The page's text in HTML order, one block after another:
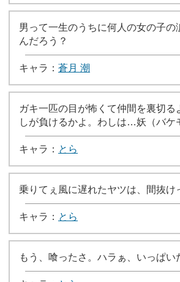
男って一生のうちに何人の女の子の
んだろう？
キャラ： 蒼月 潮
ガキ一匹の目が怖くて仲間を裏切る
しが負けるかよ。わしは…妖（バケ
キャラ： とら
乗りてぇ風に遅れたヤツは、間抜け
キャラ： とら
もう、喰ったさ。ハラぁ、いっぱい